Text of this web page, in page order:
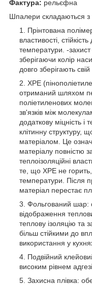
Фактура: рельєфна
Шпалери складаються з
Прінтована
властивості,
температури. -
зберігаючи колір
довго зберігають
XPE
отриманий шляхом
поліетиленових
зв'язків між
додаткову міцність і
клітинну структуру,
матеріалом. Це
матеріалу повністю
теплоізоляційні
те, що ХРЕ не горить,
температури. Після
матеріал перестає
Фольгований шар:
відображення
теплову ізоляцію та
більш стійкими до
використання у
Подвійний
високим рівнем
Захисна плівка: